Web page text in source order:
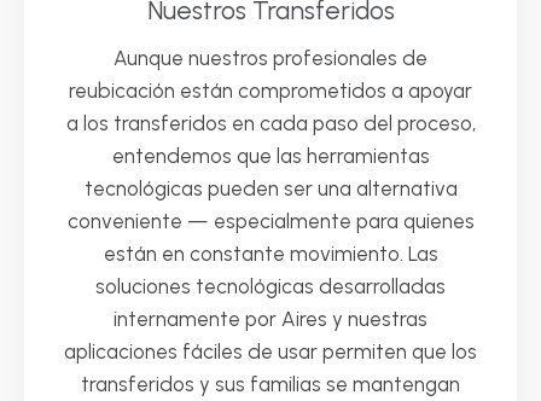
Nuestros Transferidos
Aunque nuestros profesionales de
reubicación están comprometidos a apoyar
a los transferidos en cada paso del proceso,
entendemos que las herramientas
tecnológicas pueden ser una alternativa
conveniente — especialmente para quienes
están en constante movimiento. Las
soluciones tecnológicas desarrolladas
internamente por Aires y nuestras
aplicaciones fáciles de usar permiten que los
transferidos y sus familias se mantengan